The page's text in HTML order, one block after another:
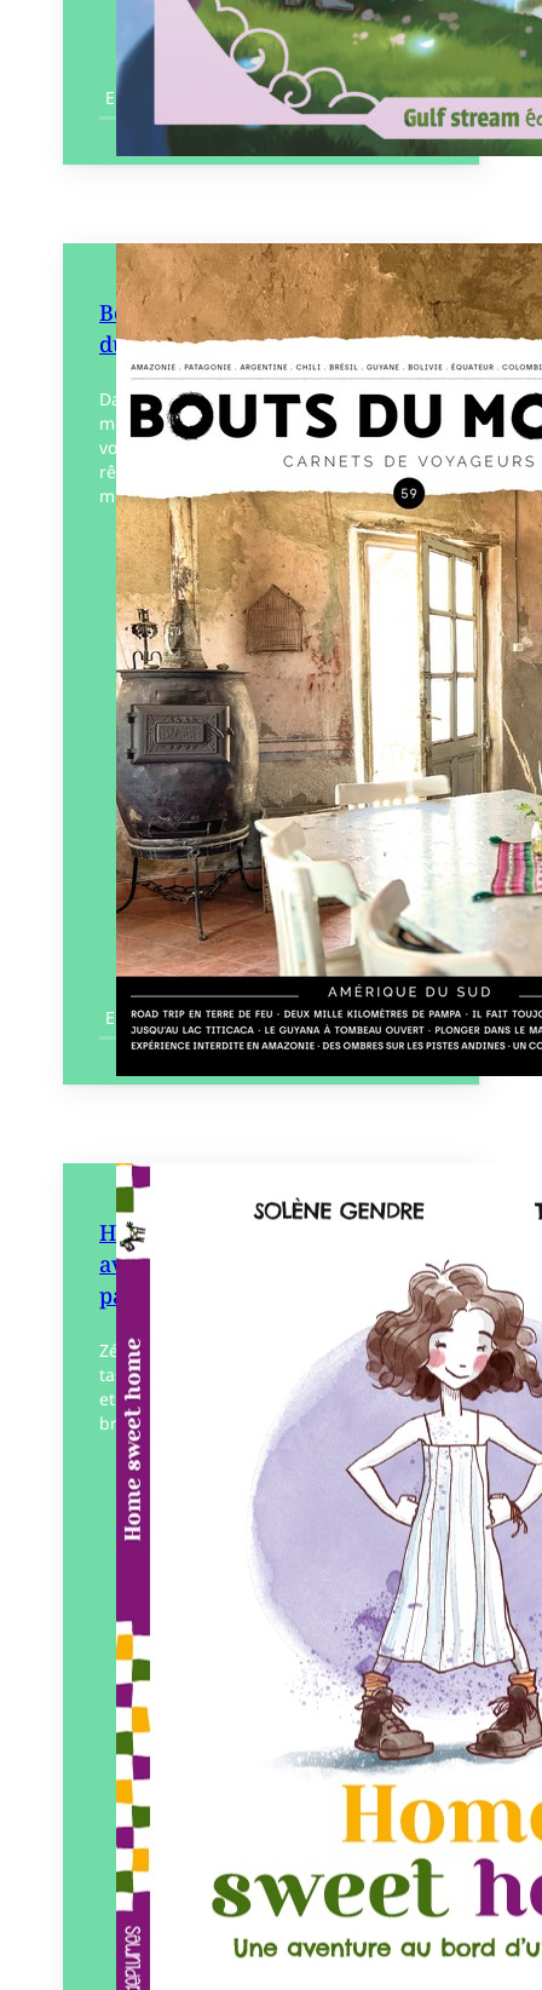
En savoir plus
Bouts du monde 59 – Amérique
du sud
Dans chaque numéro de Bouts du
monde, une quinzaine de carnets de
voyages et une thématique pour rire,
rêver, s’émouvoir ou questionner le
monde.
Éditeur : Bouts du monde
Paru le01/07/2024
En savoir plus
Home Sweet Home – Une
aventure au bord d’un
paillasson
Zélinette, du haut de ses 8 ans bien
tassés, décide un jour de ne plus grandir
et fait un vœu. Le matin suivant, un
brouillard enveloppe sa maison,…
Pierredeplumes
31/05/2023